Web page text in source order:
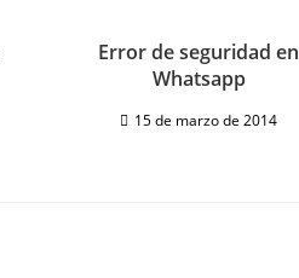
Error de seguridad en
Whatsapp
15 de marzo de 2014